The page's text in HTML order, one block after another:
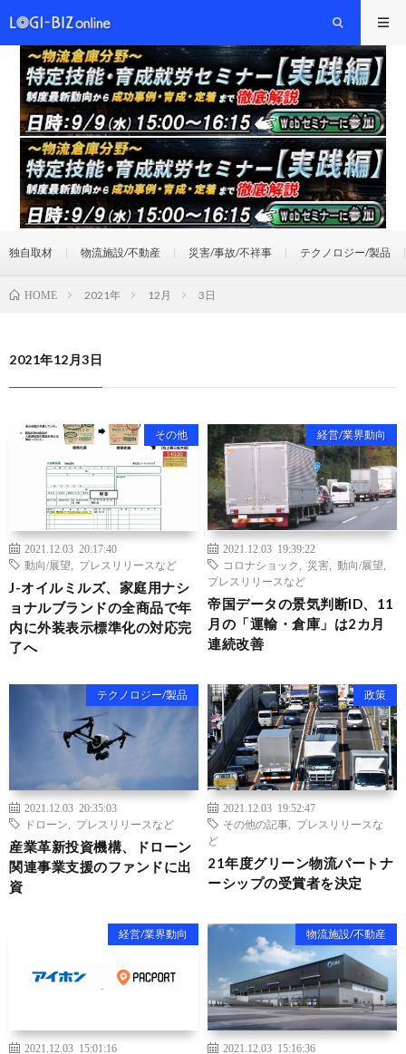
独自取材 物流施設/不動産 災害/事故/不祥事 テクノロジー/製品
HOME 2021年 12月 3日
2021年12月3日
その他
2021.12.03 20:17:40
動向/展望
プレスリリースなど
J-オイルミルズ、家庭用ナシ
ョナルブランドの全商品で年
内に外装表示標準化の対応完
了へ
経営/業界動向
2021.12.03 19:39:22
コロナショック
災害 動向/展望
プレスリリースなど
帝国データの景気判断ID、11
月の「運輸・倉庫」は2カ月
連続改善
テクノロジー/製品
2021.12.03 20:35:03
ドローン
プレスリリースなど
産業革新投資機構、ドローン
関連事業支援のファンドに出
資
政策
2021.12.03 19:52:47
その他の記事
プレスリリースな
ど
21年度グリーン物流パートナ
ーシップの受賞者を決定
経営/業界動向
2021.12.03 15:01:16
物流施設/不動産
2021.12.03 15:16:36